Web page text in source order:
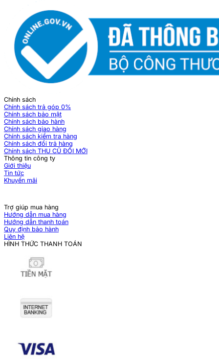
Chính sách
Chính sách trả góp 0%
Chính sách bảo mật
Chính sách bảo hành
Chính sách giao hàng
Chính sách kiểm tra hàng
Chính sách đổi trả hàng
Chính sách THU CŨ ĐỔI MỚI
Thông tin công ty
Giới thiệu
Tin tức
Khuyến mãi
Trợ giúp mua hàng
Hướng dẫn mua hàng
Hướng dẫn thanh toán
Quy định bảo hành
Liên hệ
HÌNH THỨC THANH TOÁN